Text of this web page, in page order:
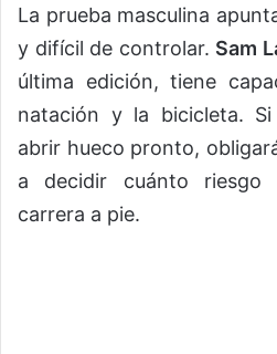
La prueba masculina
y difícil de controlar. Sam
última edición, tiene
natación y la bicicleta.
abrir hueco pronto,
a decidir cuánto riesgo
carrera a pie.